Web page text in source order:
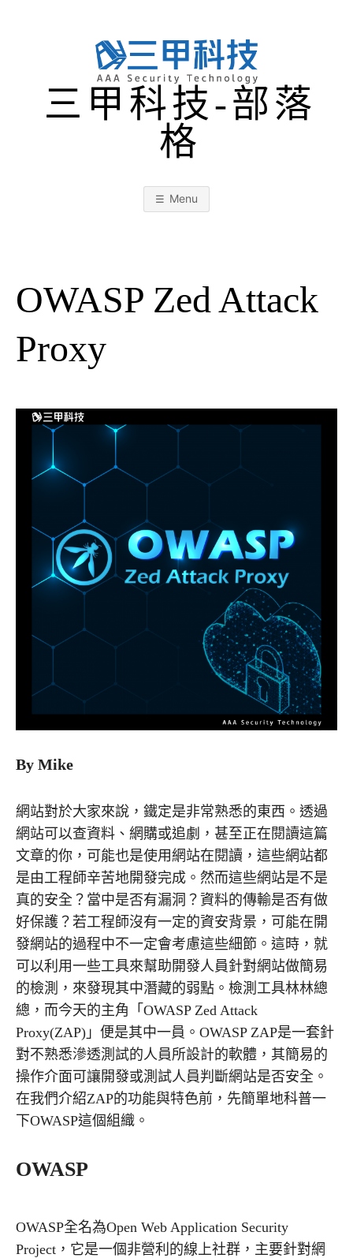
三甲科技-部落
格
Menu
OWASP Zed Attack
Proxy
By Mike
網站對於大家來說，鐵定是非常熟悉的東西。透過
網站可以查資料、網購或追劇，甚至正在閱讀這篇
文章的你，可能也是使用網站在閱讀，這些網站都
是由工程師辛苦地開發完成。然而這些網站是不是
真的安全？當中是否有漏洞？資料的傳輸是否有做
好保護？若工程師沒有一定的資安背景，可能在開
發網站的過程中不一定會考慮這些細節。這時，就
可以利用一些工具來幫助開發人員針對網站做簡易
的檢測，來發現其中潛藏的弱點。檢測工具林林總
總，而今天的主角「OWASP Zed Attack
Proxy(ZAP)」便是其中一員。OWASP ZAP是一套針
對不熟悉滲透測試的人員所設計的軟體，其簡易的
操作介面可讓開發或測試人員判斷網站是否安全。
在我們介紹ZAP的功能與特色前，先簡單地科普一
下OWASP這個組織。
OWASP
OWASP全名為Open Web Application Security
Project，它是一個非營利的線上社群，主要針對網